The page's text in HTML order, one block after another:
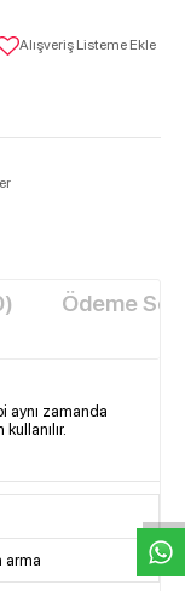
W
h
t
s
a
p
p
D
e
s
e
H
a
t
t
Alışveriş Listeme Ekle
Ödeme
aynı zamanda
arma